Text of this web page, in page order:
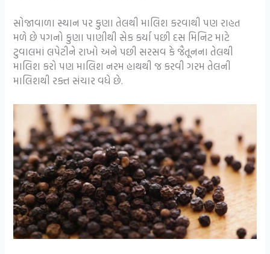
સોજાવાળા સ્થાન પર કુણા તેલથી માલિશ કરવાથી પણ રાહત
મળે છે પગનો કુણા પાણીથી સેક કર્યા પછી દસ મિનિટ માટે
ટુવાલમાં લપેટીને રાખો અને પછી સરસવ કે જૈતૂનના તેલથી
માલિશ કરો પણ માલિશ નરમ હાથથી જ કરવી ગરમ તેલની
માલિશથી રક્ત સંચાર વધે છે.